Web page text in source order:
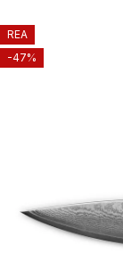
REA
-47%